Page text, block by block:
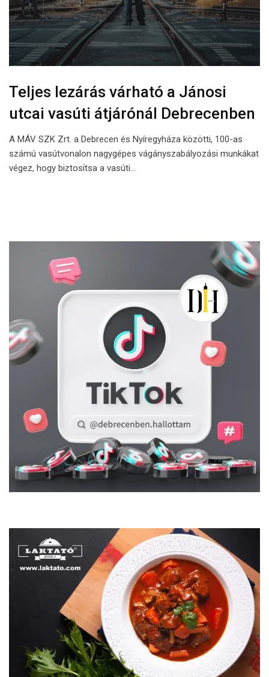
Teljes lezárás várható a Jánosi
utcai vasúti átjárónál Debrecenben
A MÁV SZK Zrt. a Debrecen és Nyíregyháza közötti, 100-as
számú vasútvonalon nagygépes vágányszabályozási munkákat
végez, hogy biztosítsa a vasúti…